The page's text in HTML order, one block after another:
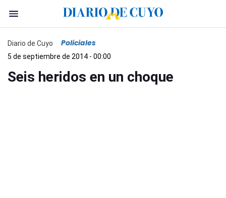
Diario de Cuyo Policiales
5 de septiembre de 2014 - 00:00
Seis heridos en un choque